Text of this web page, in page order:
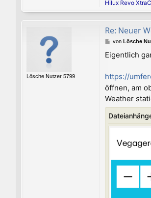
Hilux Revo
Lösche Nutzer 5799
Re: Neuer
B
i
a
g
von Lösche
Eigentlich
https://
öffnen, am
Weather